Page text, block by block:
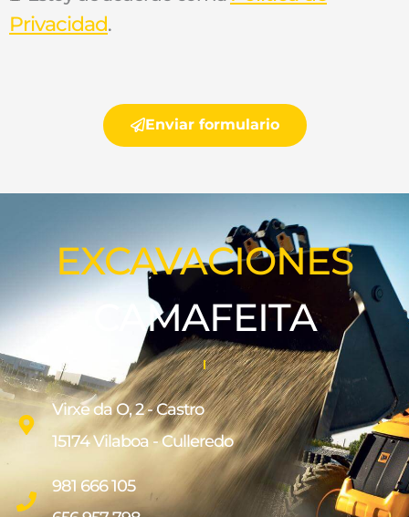
EXCAVACIONES
CAMAFEITA
Virxe da O, 2 - Castro
15174 Vilaboa - Culleredo
981 666 105
Privacidad.
Enviar formulario